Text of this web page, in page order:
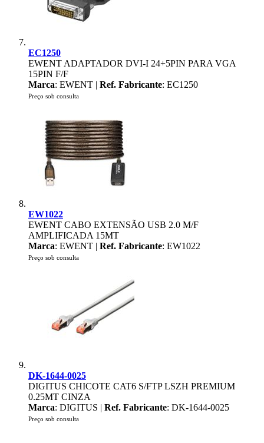
EC1250
EWENT ADAPTADOR DVI-I 24+5PIN PARA VGA
15PIN F/F
Marca: EWENT | Ref. Fabricante: EC1250
Preço sob consulta
EW1022
EWENT CABO EXTENSÃO USB 2.0 M/F
AMPLIFICADA 15MT
Marca: EWENT | Ref. Fabricante: EW1022
Preço sob consulta
DK-1644-0025
DIGITUS CHICOTE CAT6 S/FTP LSZH PREMIUM
0.25MT CINZA
Marca: DIGITUS | Ref. Fabricante: DK-1644-0025
Preço sob consulta